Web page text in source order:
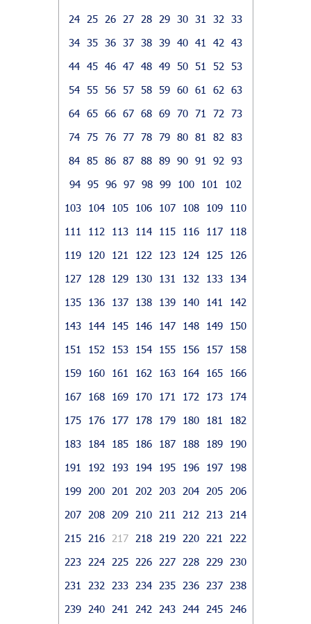
24
25 26 27 28 29 30 31 32
33
34 35 36 37 38 39 40 41 42
43
44 45 46 47 48 49 50 51 52
53
54 55 56 57 58 59 60 61 62
63
64 65 66 67 68 69 70 71 72
73
74 75 76 77 78 79 80 81 82
83
84 85 86 87 88 89 90 91 92
93
94 95 96 97 98 99 100 101
102
103
104 105 106 107 108 109
110
111
112 113 114 115 116 117
118
119
120 121 122 123 124 125
126
127
128 129 130 131 132 133
134
135
136 137 138 139 140 141
142
143
144 145 146 147 148 149
150
151
152 153 154 155 156 157
158
159
160 161 162 163 164 165
166
167
168 169 170 171 172 173
174
175
176 177 178 179 180 181
182
183
184 185 186 187 188 189
190
191
192 193 194 195 196 197
198
199
200 201 202 203 204 205
206
207
208 209 210 211 212 213
214
215
216 217 218 219 220 221
222
223
224 225 226 227 228 229
230
231
232 233 234 235 236 237
238
239
240 241 242 243 244 245
246